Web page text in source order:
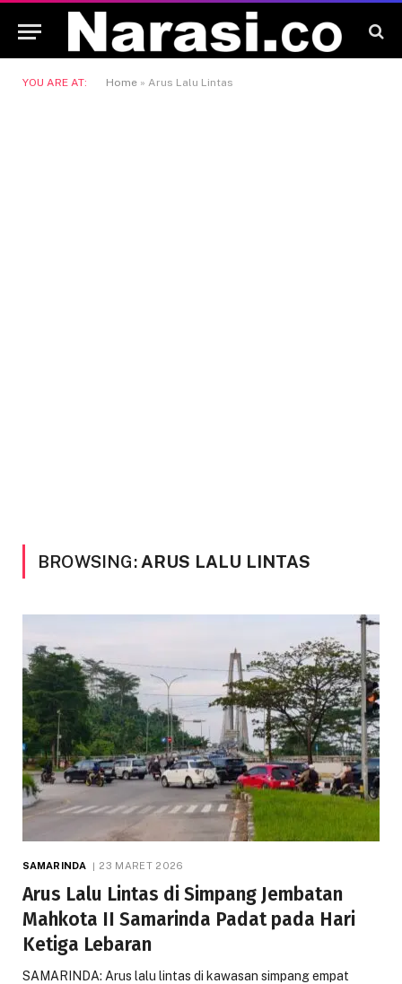
YOU ARE AT: Home » Arus Lalu Lintas
BROWSING: ARUS LALU LINTAS
SAMARINDA 23 MARET 2026
Arus Lalu Lintas di Simpang Jembatan
Mahkota II Samarinda Padat pada Hari
Ketiga Lebaran
SAMARINDA: Arus lalu lintas di kawasan simpang empat